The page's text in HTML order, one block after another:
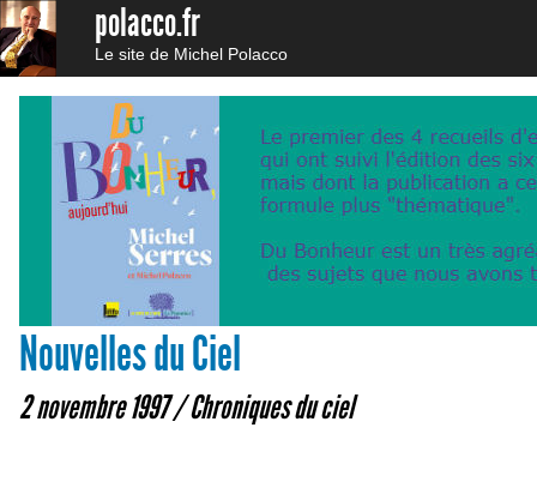
polacco.fr
Le site de Michel Polacco
Nouvelles du Ciel
2 novembre 1997 /Chroniques du ciel